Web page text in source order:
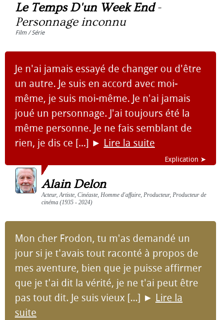
Le Temps D'un Week End-
Personnage inconnu
Film / Série
Je n'ai jamais essayé de changer ou d'être
un autre. Je suis en accord avec moi-
même, je suis moi-même. Je n'ai jamais
joué un personnage. J'ai toujours été la
même personne. Je ne fais semblant de
rien, je dis ce [...] ► Lire la suite
Explication ➤
Alain Delon
Acteur, Artiste, Cinéaste, Homme d'affaire, Producteur, Producteur de
cinéma (1935 - 2024)
Mon cher Frodon, tu m'as demandé un
jour si je t'avais tout raconté à propos de
mes aventure, bien que je puisse affirmer
que je t'ai dit la vérité, je ne t'ai peut être
pas tout dit. Je suis vieux [...] ► Lire la
suite